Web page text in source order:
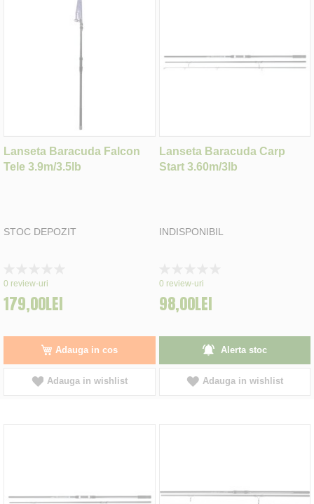
Lanseta Baracuda Falcon
Tele 3.9m/3.5lb
STOC DEPOZIT
0%
0 review-uri
179,00LEI
Adauga in cos
Adauga in wishlist
Lanseta Baracuda Carp
Start 3.60m/3lb
INDISPONIBIL
0%
0 review-uri
98,00LEI
Alerta stoc
Adauga in wishlist